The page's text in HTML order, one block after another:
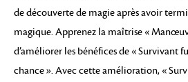
de découverte de magie après avoir
magique. Apprenez la maîtrise «
d’améliorer les bénéfices de « Survivant
chance ». Avec cette amélioration, «